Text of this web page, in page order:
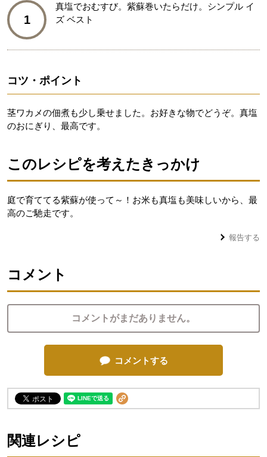
1
真塩でおむすび。紫蘇巻いたらだけ。シンプル イ
ズ ベスト
コツ・ポイント
茎ワカメの佃煮も少し乗せました。お好きな物でどうぞ。真塩
のおにぎり、最高です。
このレシピを考えたきっかけ
庭で育ててる紫蘇が使って～！お米も真塩も美味しいから、最
高のご馳走です。
報告する
コメント
コメントがまだありません。
コメントする
関連レシピ